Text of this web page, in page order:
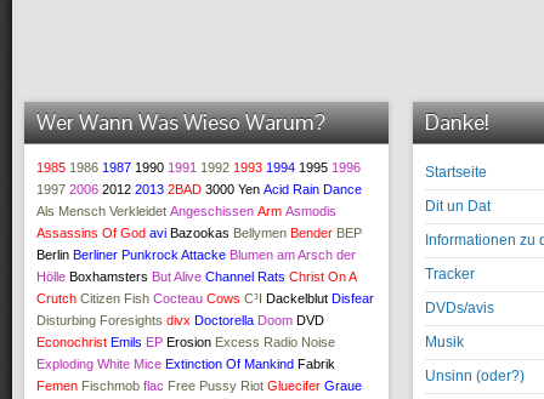
Wer Wann Was Wieso Warum?
1985 1986 1987 1990 1991 1992 1993 1994 1995 1996
1997 2006 2012 2013 2BAD 3000 Yen Acid Rain Dance
Als Mensch Verkleidet Angeschissen Arm Asmodis
Assassins Of God avi Bazookas Bellymen Bender BEP
Berlin Berliner Punkrock Attacke Blumen am Arsch der
Hölle Boxhamsters But Alive Channel Rats Christ On A
Crutch Citizen Fish Cocteau Cows C³I Dackelblut Disfear
Disturbing Foresights divx Doctorella Doom DVD
Econochrist Emils EP Erosion Excess Radio Noise
Exploding White Mice Extinction Of Mankind Fabrik
Femen Fischmob flac Free Pussy Riot Gluecifer Graue
Danke!
Startseite
Dit un Dat
Informationen zu
Tracker
DVDs/avis
Musik
Unsinn (oder?)